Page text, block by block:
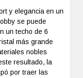
y elegancia en un
se puede
un techo de 6
más grande
nobles
resultado, la
por traer las